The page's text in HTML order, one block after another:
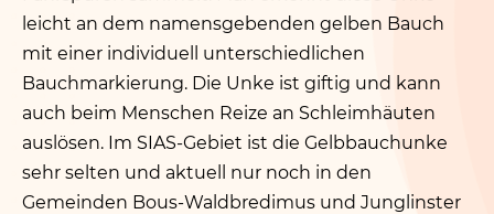
leicht an dem namensgebenden gelben Bauch
mit einer individuell unterschiedlichen
Bauchmarkierung. Die Unke ist giftig und kann
auch beim Menschen Reize an Schleimhäuten
auslösen. Im SIAS-Gebiet ist die Gelbbauchunke
sehr selten und aktuell nur noch in den
Gemeinden Bous-Waldbredimus und Junglinster